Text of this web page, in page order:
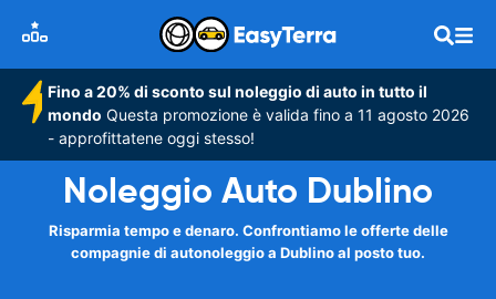
Fino a 20% di sconto sul noleggio di auto in tutto il
mondo Questa promozione è valida fino a 11 agosto 2026
- approfittatene oggi stesso!
Noleggio Auto Dublino
Risparmia tempo e denaro. Confrontiamo le offerte delle
compagnie di autonoleggio a Dublino al posto tuo.